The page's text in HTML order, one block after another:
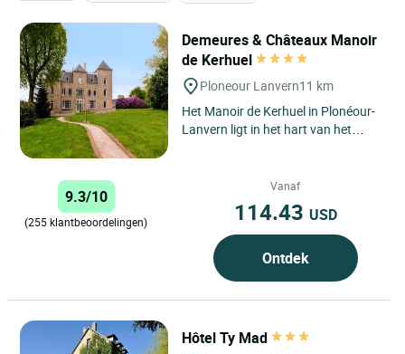
Demeures & Châteaux Manoir
de Kerhuel
Ploneour Lanvern11 km
Het Manoir de Kerhuel in Plonéour-
Lanvern ligt in het hart van het
9.3/10
(255 klantbeoordelingen)
Vanaf
114.43 USD
Ontdek
Hôtel Ty Mad